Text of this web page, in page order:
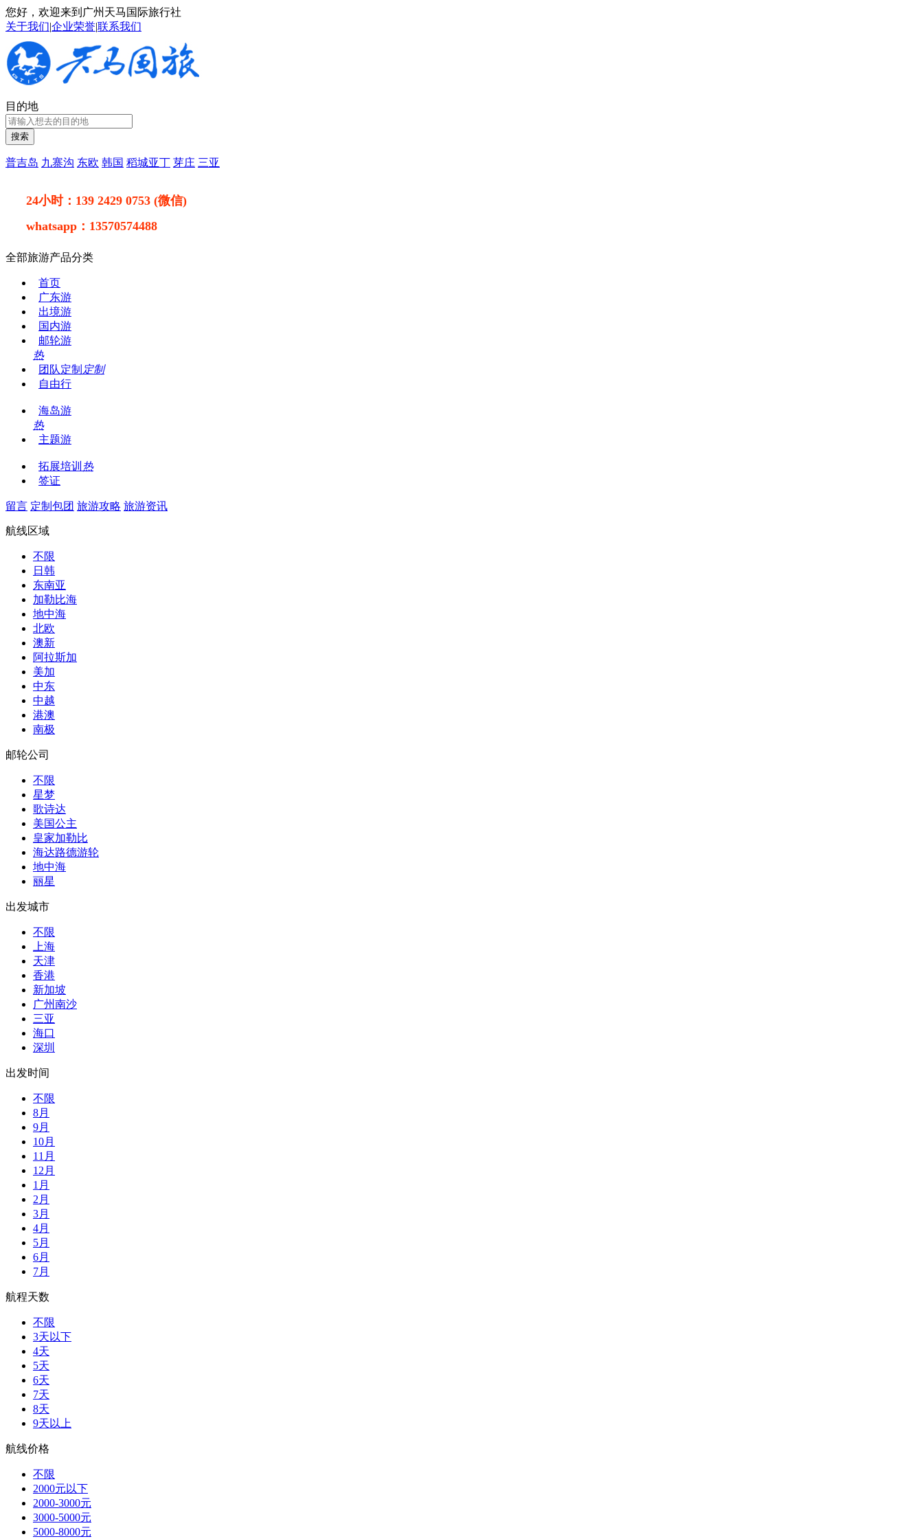
您好，欢迎来到广州天马国际旅行社
关于我们|企业荣誉|联系我们
目的地
搜索
普吉岛 九寨沟 东欧 韩国 稻城亚丁 芽庄 三亚
24小时： 139 2429 0753 (微信)
whatsapp： 13570574488
全部旅游产品分类
首页
广东游
出境游
国内游
邮轮游
热
团队定制 定制
自由行
海岛游
热
主题游
拓展培训 热
签证
留言 定制包团 旅游攻略 旅游资讯
航线区域
不限
日韩
东南亚
加勒比海
地中海
北欧
澳新
阿拉斯加
美加
中东
中越
港澳
南极
邮轮公司
不限
星梦
歌诗达
美国公主
皇家加勒比
海达路德游轮
地中海
丽星
出发城市
不限
上海
天津
香港
新加坡
广州南沙
三亚
海口
深圳
出发时间
不限
8月
9月
10月
11月
12月
1月
2月
3月
4月
5月
6月
7月
航程天数
不限
3天以下
4天
5天
6天
7天
8天
9天以上
航线价格
不限
2000元以下
2000-3000元
3000-5000元
5000-8000元